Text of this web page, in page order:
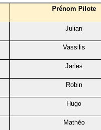
Prénom Pilote
Julian
Vassilis
Jarles
Robin
Hugo
Mathéo